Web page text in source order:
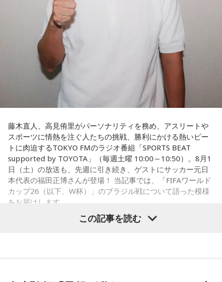
福田：そういう見方も当然ありますし、それができれば一番
いいと思うのですが、森保監督は帰国後の会見で「戦術は後
出しジャンケンだ」と言っていたんです。どういうことかと
いうと、自分たちが変えたら相手がまた変えてくる、それに
対してまた変えていかなきゃならない。ベンチでその都度
（戦術を）言い続けても、向こうが変えてきたら、その変化
に対して変化しなきゃいけない。「こういうやり方をしま
す」「だったらこう対応します」と。
そうすると、対応された側がまた変えてくるんですよ、それ
度言えますけど、ピッチのなかで選手たちがそれを感じて、
対応していく能力を高めていくのがサッカーにおいて一番重
要なんです。
ブラジル戦のときも「守ろう」という気持ちはなくても、ブ
ラジルが1点負けていたときに、前に出てくるエネルギーって
すごいんです。それを食い止めたり、押し返したりするため
には、前半よりもエネルギーをもっと使わなきゃいけないけ
れども、ブラジルのものすごい勢いにのまれてしまった。た
だ、これは日本だけではなく、アルゼンチンと対戦したイン
藤木直人、高見侑里がパーソナリティを務め、アスリートや
スポーツに情熱を注ぐ人たちの挑戦、勝利にかける熱いビー
トに肉迫するTOKYO FMのラジオ番組「SPORTS BEAT
supported by TOYOTA」（毎週土曜 10:00～10:50）。8月1
日（土）の放送も、先週に引き続き、ゲストにサッカー元日
本代表の福田正博さんが登場！ 当記事では、「FIFAワールド
カップ26（以下、W杯）」のブラジル戦について語った模様
をお届けします。
この記事を読む